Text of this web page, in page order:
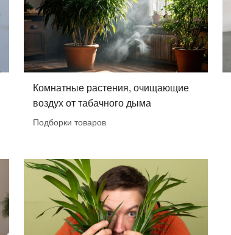
Комнатные растения, очищающие
воздух от табачного дыма
Подборки товаров